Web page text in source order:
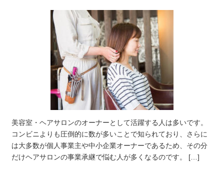
美容室・ヘアサロンのオーナーとして活躍する人は多いです。
コンビニよりも圧倒的に数が多いことで知られており、さらに
は大多数が個人事業主や中小企業オーナーであるため、その分
だけヘアサロンの事業承継で悩む人が多くなるのです。 […]